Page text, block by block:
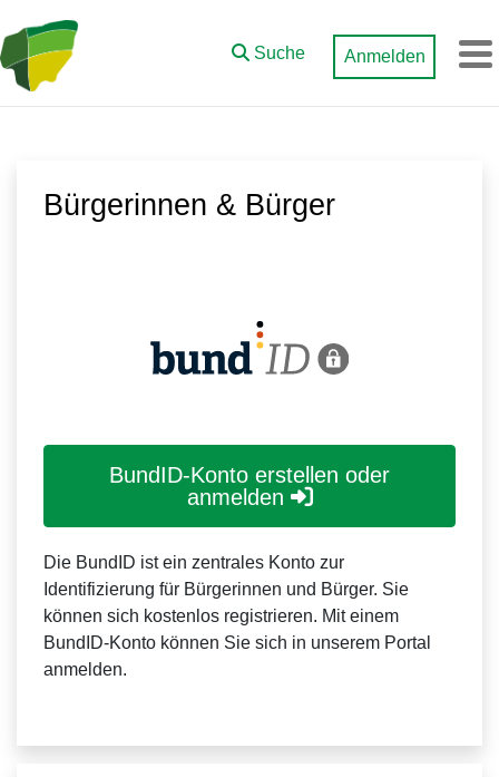
Zum Hauptinhalt springen
Suche Anmelden
Bürgerinnen & Bürger
BundID-Konto erstellen oder
anmelden
Die BundID ist ein zentrales Konto zur
Identifizierung für Bürgerinnen und Bürger. Sie
können sich kostenlos registrieren. Mit einem
BundID-Konto können Sie sich in unserem Portal
anmelden.